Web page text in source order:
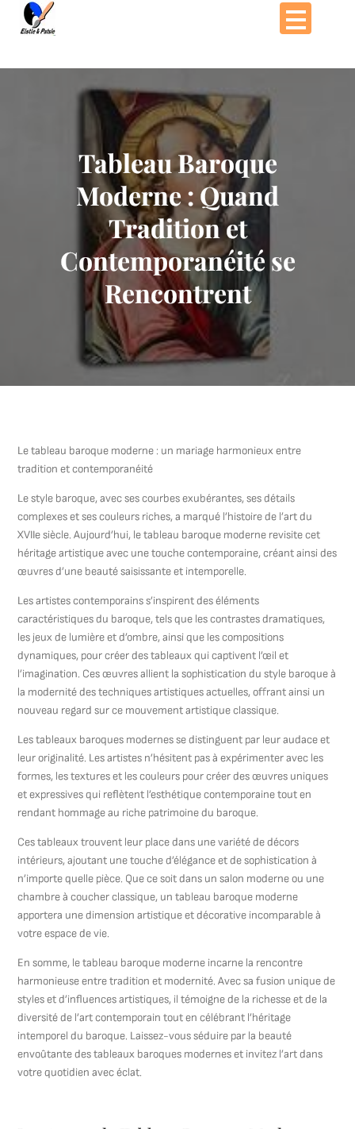
Passer
Tableau Baroque
Moderne : Quand
Tradition et
Contemporanéité se
Rencontrent
Le tableau baroque moderne : un mariage harmonieux entre
tradition et contemporanéité
Le style baroque, avec ses courbes exubérantes, ses détails
complexes et ses couleurs riches, a marqué l’histoire de l’art du
XVIIe siècle. Aujourd’hui, le tableau baroque moderne revisite cet
héritage artistique avec une touche contemporaine, créant ainsi des
œuvres d’une beauté saisissante et intemporelle.
Les artistes contemporains s’inspirent des éléments
caractéristiques du baroque, tels que les contrastes dramatiques,
les jeux de lumière et d’ombre, ainsi que les compositions
dynamiques, pour créer des tableaux qui captivent l’œil et
l’imagination. Ces œuvres allient la sophistication du style baroque à
la modernité des techniques artistiques actuelles, offrant ainsi un
nouveau regard sur ce mouvement artistique classique.
Les tableaux baroques modernes se distinguent par leur audace et
leur originalité. Les artistes n’hésitent pas à expérimenter avec les
formes, les textures et les couleurs pour créer des œuvres uniques
et expressives qui reflètent l’esthétique contemporaine tout en
rendant hommage au riche patrimoine du baroque.
Ces tableaux trouvent leur place dans une variété de décors
intérieurs, ajoutant une touche d’élégance et de sophistication à
n’importe quelle pièce. Que ce soit dans un salon moderne ou une
chambre à coucher classique, un tableau baroque moderne
apportera une dimension artistique et décorative incomparable à
votre espace de vie.
En somme, le tableau baroque moderne incarne la rencontre
harmonieuse entre tradition et modernité. Avec sa fusion unique de
styles et d’influences artistiques, il témoigne de la richesse et de la
diversité de l’art contemporain tout en célébrant l’héritage
intemporel du baroque. Laissez-vous séduire par la beauté
envoûtante des tableaux baroques modernes et invitez l’art dans
votre quotidien avec éclat.